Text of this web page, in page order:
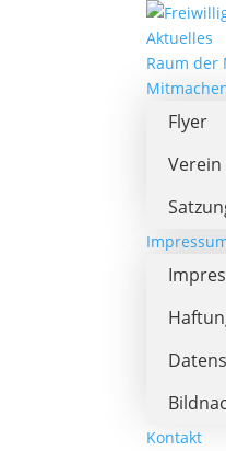
Aktuelles
Raum der
Flyer
Verein
Kontakt